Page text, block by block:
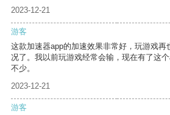
2023-12-21
游客
这款加速器app的加速效果非常好，玩游戏
况了。我以前玩游戏经常会输，现在有了这
不少。
2023-12-21
游客